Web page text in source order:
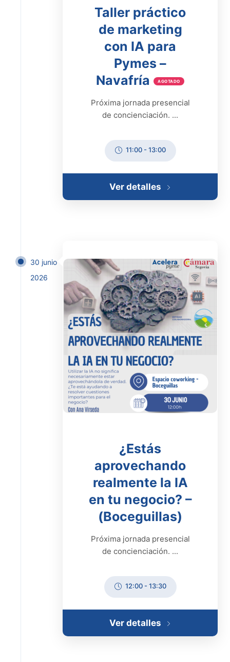
Taller práctico
de marketing
con IA para
Pymes –
Navafría
AGOTADO
Próxima jornada presencial
de concienciación. ...
11:00- 13:00
Ver detalles
30 junio
2026
¿Estás
aprovechando
realmente la IA
en tu negocio? –
(Boceguillas)
Próxima jornada presencial
de concienciación. ...
12:00- 13:30
Ver detalles